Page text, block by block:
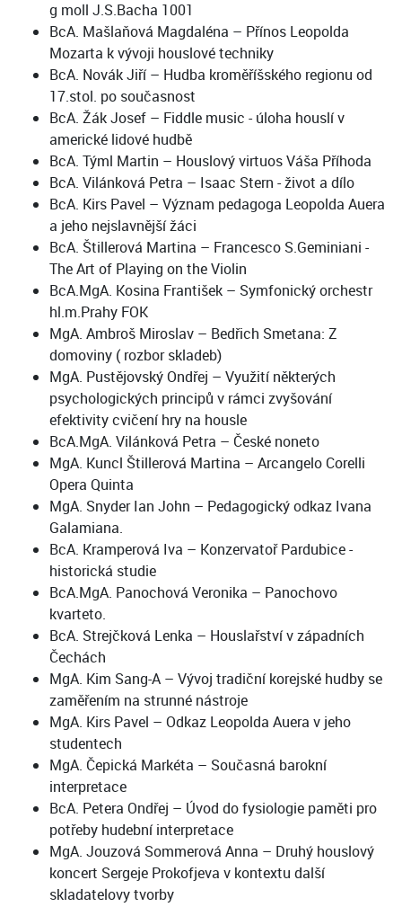
g moll J.S.Bacha 1001
BcA. Mašlaňová Magdaléna – Přínos Leopolda
Mozarta k vývoji houslové techniky
BcA. Novák Jiří – Hudba kroměříšského regionu od
17.stol. po současnost
BcA. Žák Josef – Fiddle music - úloha houslí v
americké lidové hudbě
BcA. Týml Martin – Houslový virtuos Váša Příhoda
BcA. Vilánková Petra – Isaac Stern - život a dílo
BcA. Kirs Pavel – Význam pedagoga Leopolda Auera
a jeho nejslavnější žáci
BcA. Štillerová Martina – Francesco S.Geminiani -
The Art of Playing on the Violin
BcA.MgA. Kosina František – Symfonický orchestr
hl.m.Prahy FOK
MgA. Ambroš Miroslav – Bedřich Smetana: Z
domoviny ( rozbor skladeb)
MgA. Pustějovský Ondřej – Využití některých
psychologických principů v rámci zvyšování
efektivity cvičení hry na housle
BcA.MgA. Vilánková Petra – České noneto
MgA. Kuncl Štillerová Martina – Arcangelo Corelli
Opera Quinta
MgA. Snyder Ian John – Pedagogický odkaz Ivana
Galamiana.
BcA. Kramperová Iva – Konzervatoř Pardubice -
historická studie
BcA.MgA. Panochová Veronika – Panochovo
kvarteto.
BcA. Strejčková Lenka – Houslařství v západních
Čechách
MgA. Kim Sang-A – Vývoj tradiční korejské hudby se
zaměřením na strunné nástroje
MgA. Kirs Pavel – Odkaz Leopolda Auera v jeho
studentech
MgA. Čepická Markéta – Současná barokní
interpretace
BcA. Petera Ondřej – Úvod do fysiologie paměti pro
potřeby hudební interpretace
MgA. Jouzová Sommerová Anna – Druhý houslový
koncert Sergeje Prokofjeva v kontextu další
skladatelovy tvorby